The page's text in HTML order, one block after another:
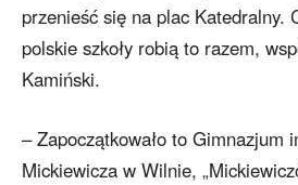
przenieść się na plac Katedralny.
polskie szkoły robią to razem,
Kamiński.
– Zapoczątkowało to Gimnazjum
Mickiewicza w Wilnie,